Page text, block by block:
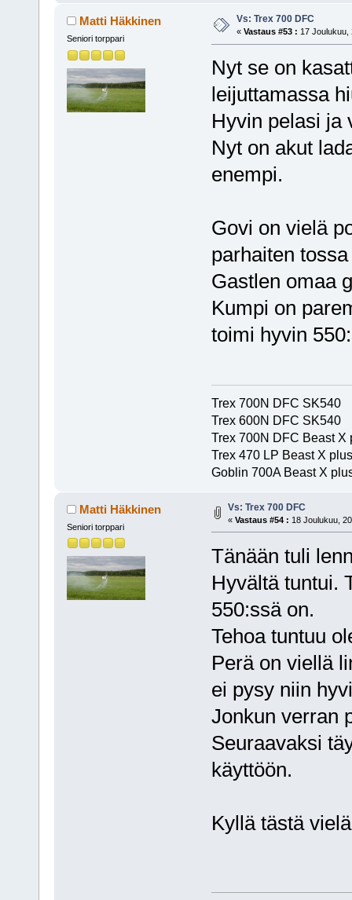
Matti Häkkinen
Seniori torppari
Vs: Trex 700 DFC
« Vastaus #53 : 17 Joulukuu,
Nyt se on
leijuttamassa
Hyvin pelasi
Nyt on akut
enempi.
Govi on vielä
parhaiten
Gastlen omaa
Kumpi on
toimi hyvin
Trex 700N DFC SK540
Trex 600N DFC SK540
Trex 700N DFC Beast X
Trex 470 LP Beast X plus
Goblin 700A Beast X
Matti Häkkinen
Seniori torppari
Vs: Trex 700 DFC
« Vastaus #54 : 18 Joulukuu,
Tänään tuli
Hyvältä tuntui.
550:ssä on.
Tehoa tuntuu
Perä on viellä
ei pysy niin
Jonkun verran
Seuraavaksi
käyttöön.
Kyllä tästä